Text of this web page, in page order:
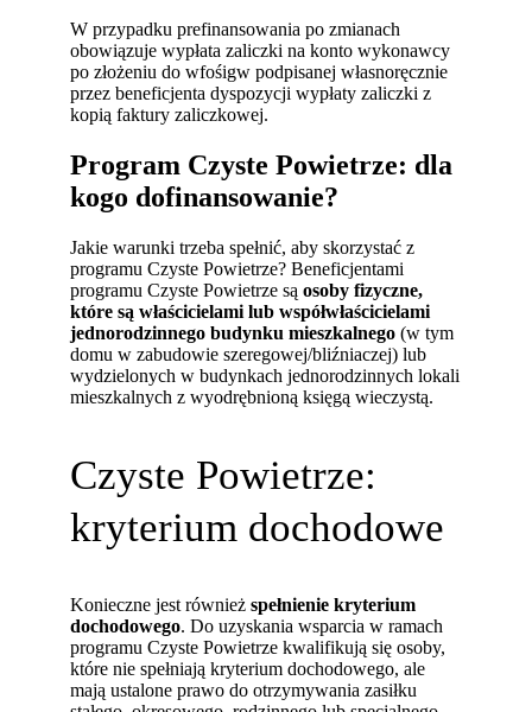
W przypadku prefinansowania po zmianach
obowiązuje wypłata zaliczki na konto wykonawcy
po złożeniu do wfośigw podpisanej własnoręcznie
przez beneficjenta dyspozycji wypłaty zaliczki z
kopią faktury zaliczkowej.
Program Czyste Powietrze: dla
kogo dofinansowanie?
Jakie warunki trzeba spełnić, aby skorzystać z
programu Czyste Powietrze? Beneficjentami
programu Czyste Powietrze są osoby fizyczne,
które są właścicielami lub współwłaścicielami
jednorodzinnego budynku mieszkalnego (w tym
domu w zabudowie szeregowej/bliźniaczej) lub
wydzielonych w budynkach jednorodzinnych lokali
mieszkalnych z wyodrębnioną księgą wieczystą.
Czyste Powietrze:
kryterium dochodowe
Konieczne jest równieżspełnienie kryterium
dochodowego. Do uzyskania wsparcia w ramach
programu Czyste Powietrze kwalifikują się osoby,
które nie spełniają kryterium dochodowego, ale
mają ustalone prawo do otrzymywania zasiłku